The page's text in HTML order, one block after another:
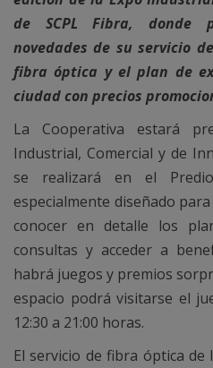
de SCPL Fibra, donde
novedades de su servicio
fibra óptica y el plan de
ciudad con precios
La Cooperativa estará
Industrial, Comercial y de
se realizará en el
especialmente diseñado
conocer en detalle los
consultas y acceder a
habrá juegos y premios
espacio podrá visitarse el
12:30 a 21:00 horas.
El servicio de fibra óptica de